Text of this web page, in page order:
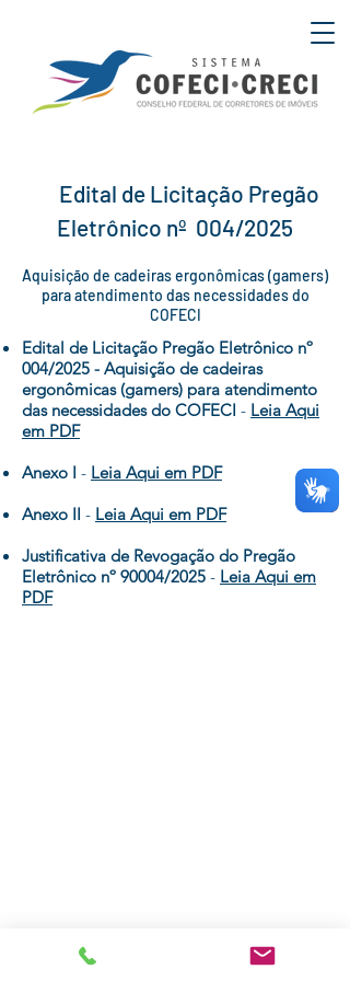
Edital de Licitação Pregão
Eletrônico nº 004/2025
Aquisição de cadeiras ergonômicas (gamers)
para atendimento das necessidades do
COFECI
Edital de Licitação Pregão Eletrônico nº
004/2025 - Aquisição de cadeiras
ergonômicas (gamers) para atendimento
das necessidades do COFECI - Leia Aqui
em PDF
Anexo I - Leia Aqui em PDF
Anexo II - Leia Aqui em PDF
Justificativa de Revogação do Pregão
Eletrônico nº 90004/2025 - Leia Aqui em
PDF